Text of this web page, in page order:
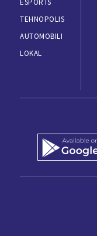
ESPORTS
TEHNOPOLIS
AUTOMOBILI
LOKAL